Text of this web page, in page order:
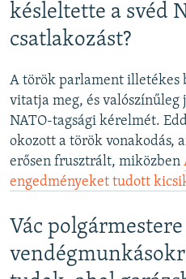
késleltette a svéd
csatlakozást?
A török parlament illetékes
vitatja meg, és valószínűleg
NATO-tagsági kérelmét.
okozott a török vonakodás,
erősen frusztrált, miközben
engedményeket tudott
Vác polgármestere